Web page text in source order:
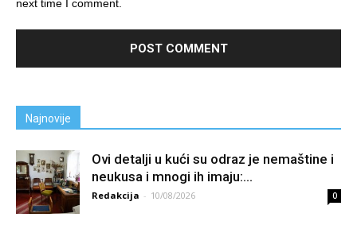
next time I comment.
Najnovije
Ovi detalji u kući su odraz je nemaštine i
neukusa i mnogi ih imaju:...
Redakcija - 10/08/2026 0